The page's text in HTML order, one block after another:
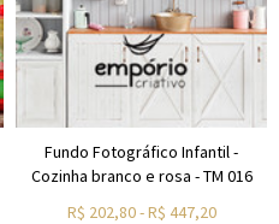
Fundo Fotográfico Infantil -
Cozinha branco e rosa - TM 016
R$ 202,80-R$ 447,20